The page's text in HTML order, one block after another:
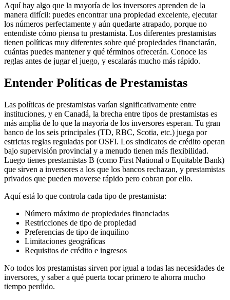
Aquí hay algo que la mayoría de los inversores aprenden de la
manera difícil: puedes encontrar una propiedad excelente, ejecutar
los números perfectamente y aún quedarte atrapado, porque no
entendiste cómo piensa tu prestamista. Los diferentes prestamistas
tienen políticas muy diferentes sobre qué propiedades financiarán,
cuántas puedes mantener y qué términos ofrecerán. Conoce las
reglas antes de jugar el juego, y escalarás mucho más rápido.
Entender Políticas de Prestamistas
Las políticas de prestamistas varían significativamente entre
instituciones, y en Canadá, la brecha entre tipos de prestamistas es
más amplia de lo que la mayoría de los inversores esperan. Tu gran
banco de los seis principales (TD, RBC, Scotia, etc.) juega por
estrictas reglas reguladas por OSFI. Los sindicatos de crédito operan
bajo supervisión provincial y a menudo tienen más flexibilidad.
Luego tienes prestamistas B (como First National o Equitable Bank)
que sirven a inversores a los que los bancos rechazan, y prestamistas
privados que pueden moverse rápido pero cobran por ello.
Aquí está lo que controla cada tipo de prestamista:
Número máximo de propiedades financiadas
Restricciones de tipo de propiedad
Preferencias de tipo de inquilino
Limitaciones geográficas
Requisitos de crédito e ingresos
No todos los prestamistas sirven por igual a todas las necesidades de
inversores, y saber a qué puerta tocar primero te ahorra mucho
tiempo perdido.